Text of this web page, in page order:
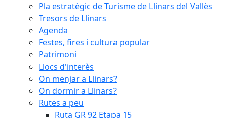
Pla estratègic de Turisme de Llinars del Vallès
Tresors de Llinars
Agenda
Festes, fires i cultura popular
Patrimoni
Llocs d'interès
On menjar a Llinars?
On dormir a Llinars?
Rutes a peu
Ruta GR 92 Etapa 15